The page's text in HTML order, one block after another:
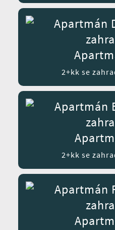
2+kk se
2+kk se